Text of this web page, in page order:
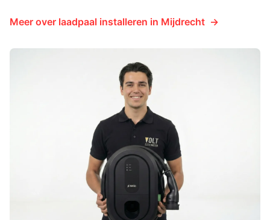
Meer over laadpaal installeren in Mijdrecht →